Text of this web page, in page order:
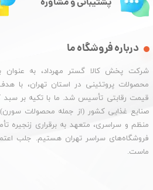
درباره فروشگاه ما
شرکت پخش کالا گستر مهرداد، به عنوان
محصولات پروتئینی در استان تهران، با
قیمت رقابتی تأسیس شد. ما با تکیه بر سبد
صنایع غذایی کشور (از جمله محصولات
منظم و سراسری، متعهد به برقراری زنجیره
فروشگاه‌های سراسر تهران هستیم. جلب
ماست.